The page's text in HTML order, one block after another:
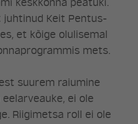
keskkonna peatüki.
Keit Pentus-
et kõige olulisemal
mets.
suurem raiumine
ei ole
Riigimetsa roll ei ole